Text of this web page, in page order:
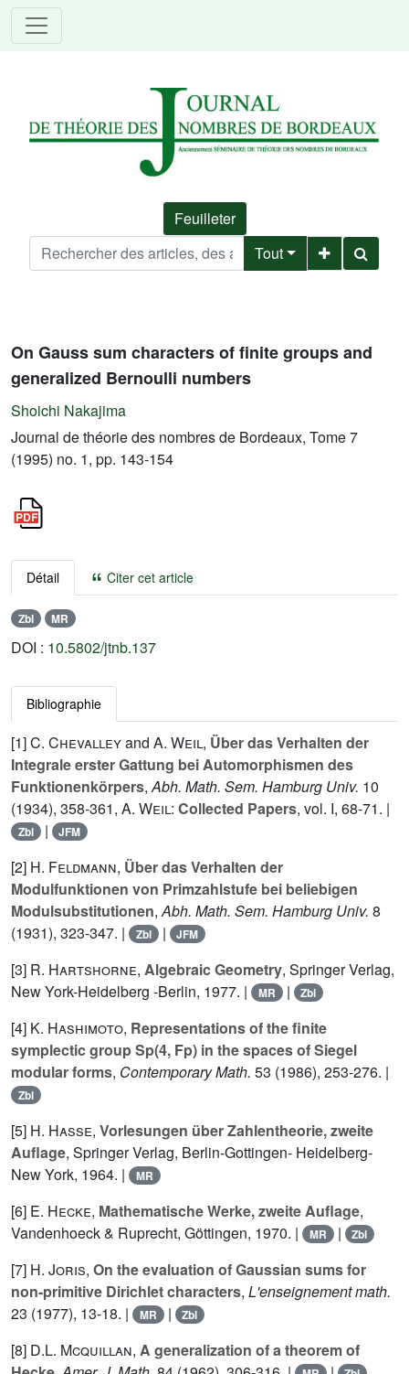
Feuilleter
Tout
On Gauss sum characters of finite groups and
generalized Bernoulli numbers
Shoichi Nakajima
Journal de théorie des nombres de Bordeaux, Tome 7
(1995) no. 1, pp. 143-154
Détail Citer cet article
Zbl MR
DOI : 10.5802/jtnb.137
Bibliographie
[1]C. Chevalleyand A. Weil, Über das Verhalten der
Integrale erster Gattung bei Automorphismen des
Funktionenkörpers,Abh. Math. Sem. Hamburg Univ. 10
(1934), 358-361, A. Weil: Collected Papers, vol. I, 68-71. |
Zbl | JFM
[2] H. Feldmann, Über das Verhalten der
Modulfunktionen von Primzahlstufe bei beliebigen
Modulsubstitutionen,Abh. Math. Sem. Hamburg Univ. 8
(1931), 323-347. |
Zbl | JFM
[3] R. Hartshorne, Algebraic Geometry, Springer Verlag,
New York-Heidelberg -Berlin, 1977. |
MR | Zbl
[4] K. Hashimoto, Representations of the finite
symplectic group Sp(4, Fp) in the spaces of Siegel
modular forms, Contemporary Math. 53 (1986), 253-276. |
Zbl
[5] H. Hasse, Vorlesungen über Zahlentheorie, zweite
Auflage, Springer Verlag, Berlin-Gottingen- Heidelberg-
New York, 1964. |
MR
[6] E. Hecke, Mathematische Werke, zweite Auflage,
Vandenhoeck & Ruprecht, Göttingen, 1970. |
MR | Zbl
[7] H. Joris, On the evaluation of Gaussian sums for
non-primitive Dirichlet characters, L'enseignement math.
23 (1977), 13-18. | MR | Zbl
[8] D.L. Mcquillan, A generalization of a theorem of